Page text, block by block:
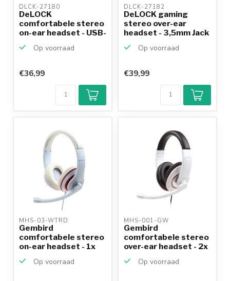
DLCK-27180
DeLOCK
comfortabele stereo
on-ear headset - USB-
Op voorraad
€36,99
DLCK-27182
DeLOCK gaming
stereo over-ear
headset - 3,5mm Jack
Op voorraad
€39,99
MHS-03-WTRD
Gembird
comfortabele stereo
on-ear headset - 1x
Op voorraad
MHS-001-GW
Gembird
comfortabele stereo
over-ear headset - 2x
Op voorraad